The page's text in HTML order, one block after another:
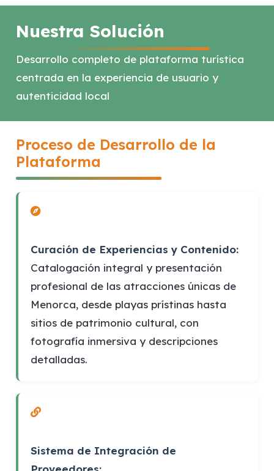
Nuestra Solución
Desarrollo completo de plataforma turística
centrada en la experiencia de usuario y
autenticidad local
Proceso de Desarrollo de la
Plataforma
Curación de Experiencias y Contenido:
Catalogación integral y presentación
profesional de las atracciones únicas de
Menorca, desde playas prístinas hasta
sitios de patrimonio cultural, con
fotografía inmersiva y descripciones
detalladas.
Sistema de Integración de